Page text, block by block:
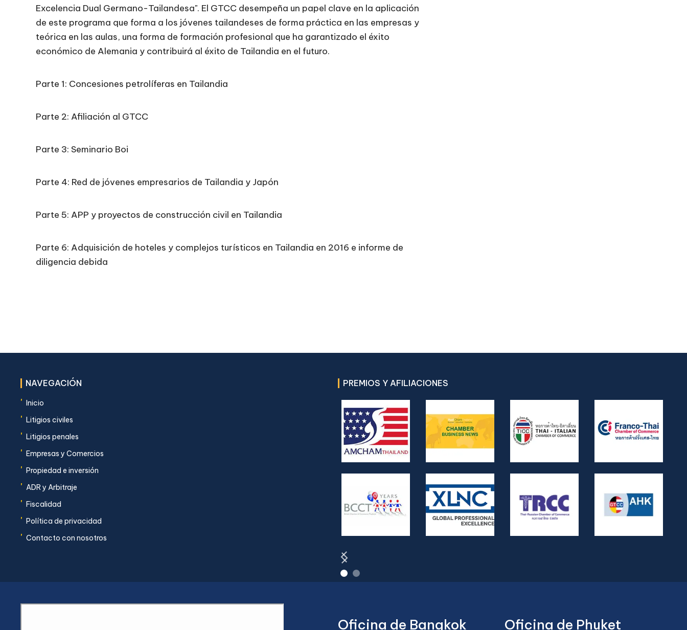
Excelencia Dual Germano-Tailandesa". El GTCC desempeña un papel clave en la aplicación
de este programa que forma a los jóvenes tailandeses de forma práctica en las empresas y
teórica en las aulas, una forma de formación profesional que ha garantizado el éxito
económico de Alemania y contribuirá al éxito de Tailandia en el futuro.
Parte 1: Concesiones petrolíferas en Tailandia
Parte 2: Afiliación al GTCC
Parte 3: Seminario Boi
Parte 4: Red de jóvenes empresarios de Tailandia y Japón
Parte 5: APP y proyectos de construcción civil en Tailandia
Parte 6: Adquisición de hoteles y complejos turísticos en Tailandia en 2016 e informe de
diligencia debida
NAVEGACIÓN
' Inicio
' Litigios civiles
' Litigios penales
' Empresas y Comercios
' Propiedad e inversión
' ADR y Arbitraje
' Fiscalidad
' Política de privacidad
' Contacto con nosotros
PREMIOS Y AFILIACIONES
Oficina de Bangkok Oficina de Phuket